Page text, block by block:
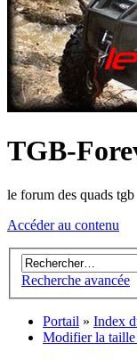
TGB-
le forum des quads tgb
Accéder au contenu
Recherche avancée
Portail » Index
Modifier la taille